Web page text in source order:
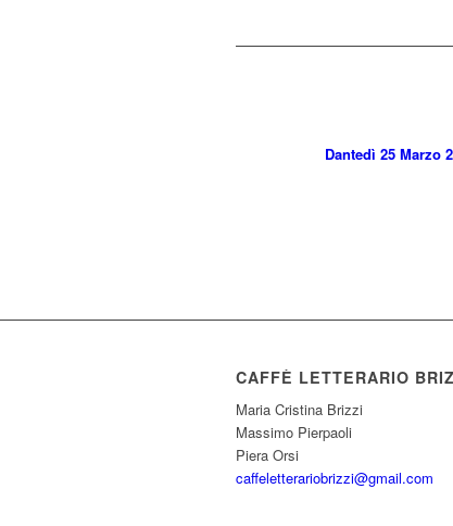
Dantedì 25 Marzo
CAFFÈ LETTERARIO
Maria Cristina Brizzi
Massimo Pierpaoli
Piera Orsi
caffeletterariobrizzi@gmail.com